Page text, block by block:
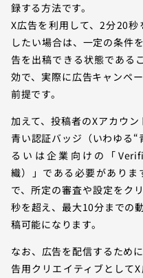
録する方法です。
X広告を利用して、2分20
したい場合は、一定の条件
告を出稿できる状態である
効で、実際に広告キャンペ
前提です。
加えて、投稿者のXアカウ
青い認証バッジ（いわゆる
るいは企業向けの「
織）」である必要がありま
で、所定の審査や設定をク
秒を超え、最大10分までの
稿可能になります。
なお、広告を配信するため
告用クリエイティブとして